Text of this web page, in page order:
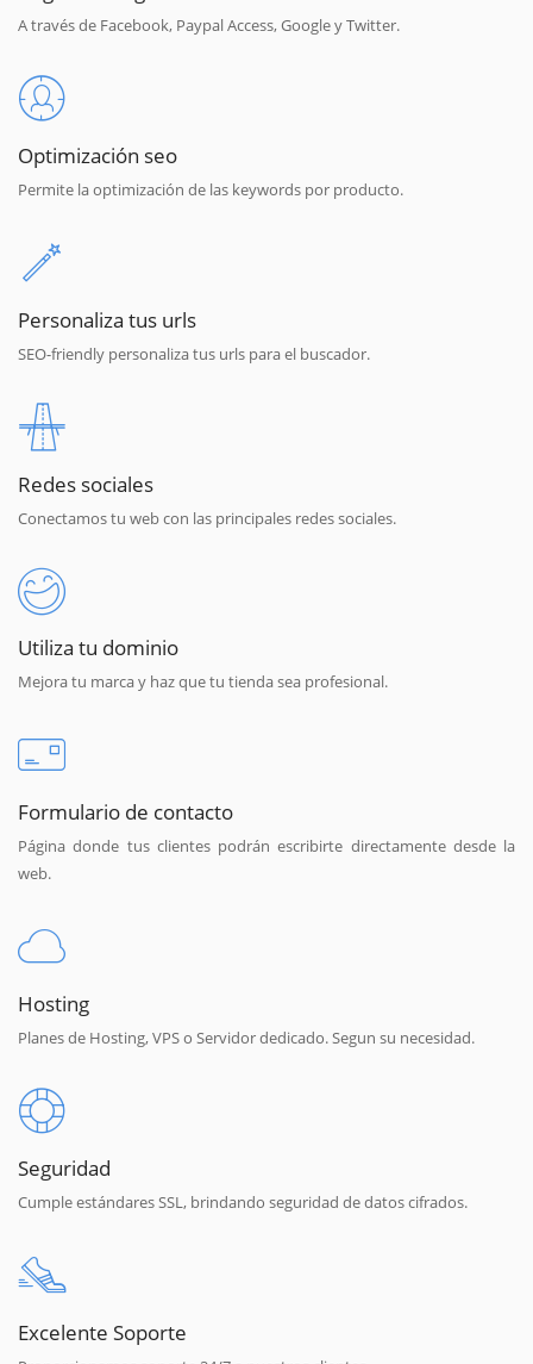
A través de Facebook, Paypal Access, Google y Twitter.
Optimización seo
Permite la optimización de las keywords por producto.
Personaliza tus urls
SEO-friendly personaliza tus urls para el buscador.
Redes sociales
Conectamos tu web con las principales redes sociales.
Utiliza tu dominio
Mejora tu marca y haz que tu tienda sea profesional.
Formulario de contacto
Página donde tus clientes podrán escribirte directamente desde la
web.
Hosting
Planes de Hosting, VPS o Servidor dedicado. Segun su necesidad.
Seguridad
Cumple estándares SSL, brindando seguridad de datos cifrados.
Excelente Soporte